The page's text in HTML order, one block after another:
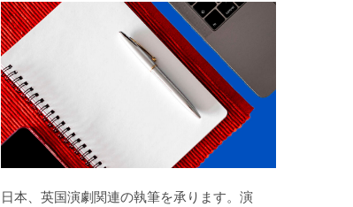
日本、英国演劇関連の執筆を承ります。演